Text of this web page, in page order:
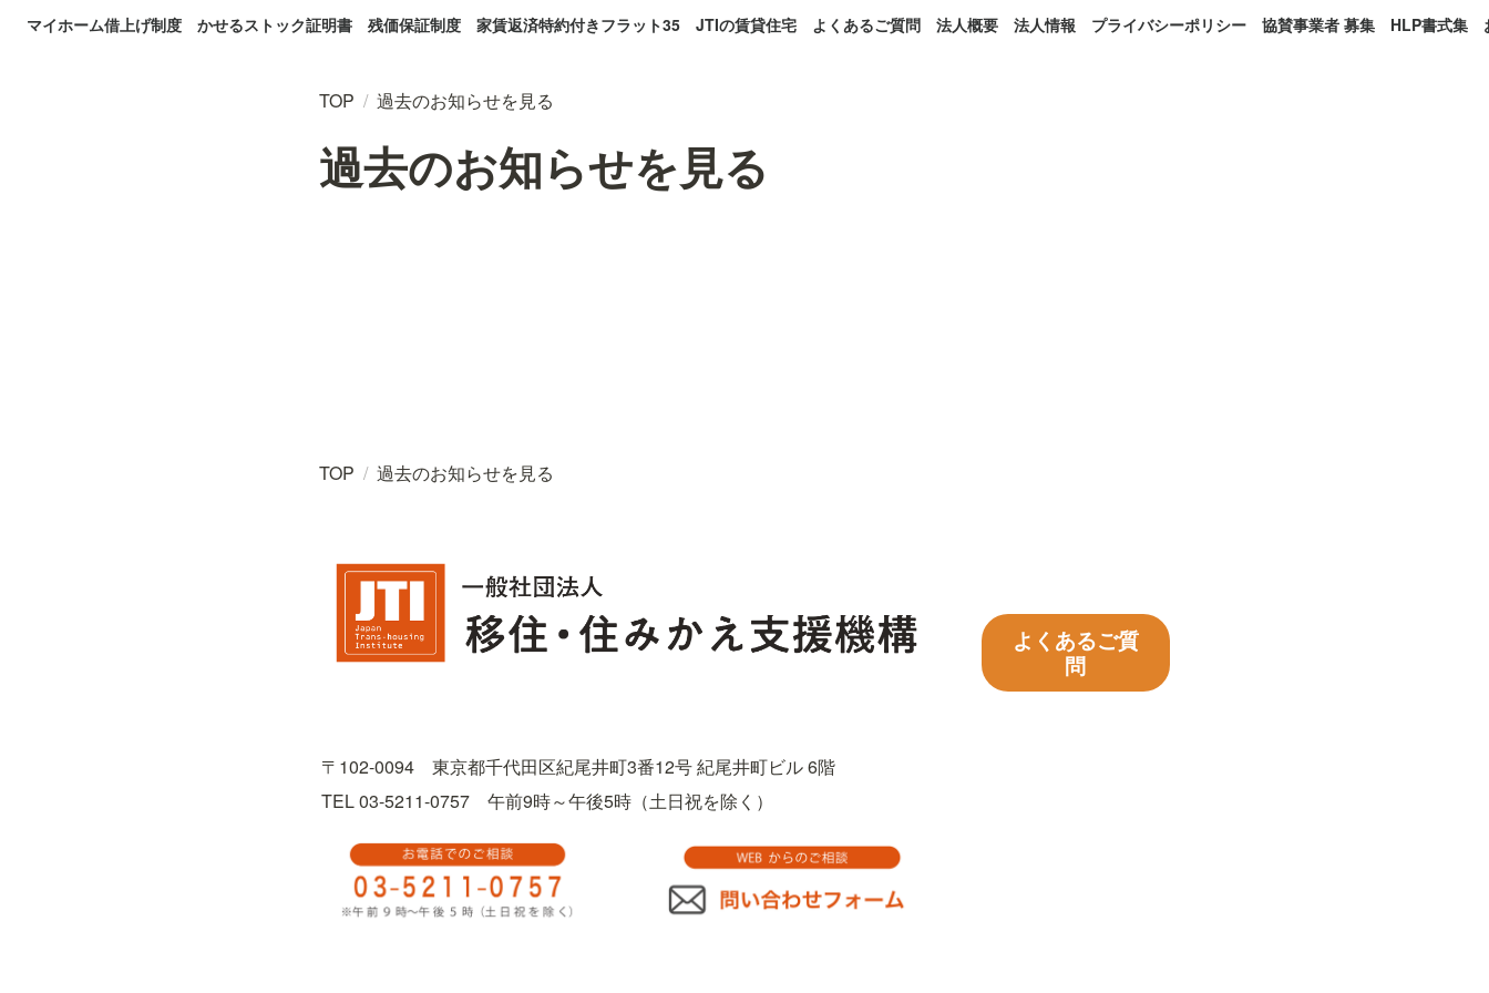
マイホーム借上げ制度 かせるストック証明書 残価保証制度 家賃返済特約付きフラット35 JTIの賃貸住宅 よくあるご質問 法人概要 法人情報 プライバシーポリシー 協賛事業者 募集 HLP書式集
TOP / 過去のお知らせを見る
過去のお知らせを見る
TOP / 過去のお知らせを見る
〒102-0094　東京都千代田区紀尾井町3番12号 紀尾井町ビル 6階
TEL 03-5211-0757　午前9時～午後5時（土日祝を除く）
よくあるご質
問